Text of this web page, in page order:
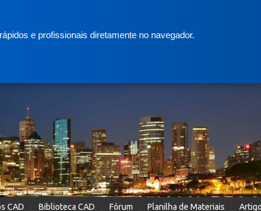
e profissionais diretamente no navegador.
CAD Biblioteca CAD Fórum Planilha de Materiais